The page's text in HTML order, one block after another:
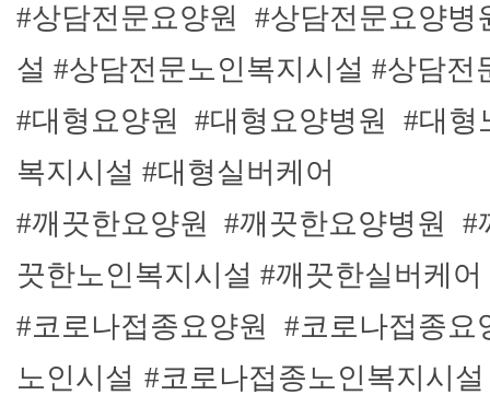
#상담전문요양원 #상담전문요양
설 #상담전문노인복지시설 #상담전
#대형요양원 #대형요양병원 #대형
복지시설 #대형실버케어
#깨끗한요양원 #깨끗한요양병원 #
끗한노인복지시설 #깨끗한실버케어
#코로나접종요양원 #코로나접종
노인시설 #코로나접종노인복지시